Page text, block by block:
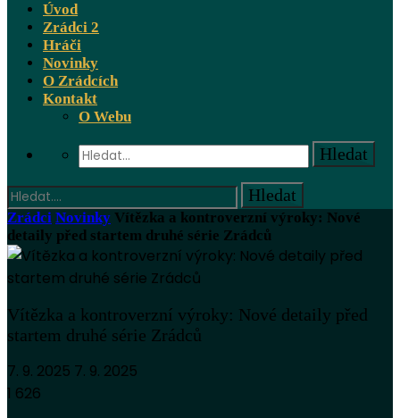
Úvod
Zrádci 2
Hráči
Novinky
O Zrádcích
Kontakt
O Webu
Zrádci Novinky Vítězka a kontroverzní výroky: Nové
detaily před startem druhé série Zrádců
Vítězka a kontroverzní výroky: Nové detaily před
startem druhé série Zrádců
7. 9. 2025 7. 9. 2025
1 626